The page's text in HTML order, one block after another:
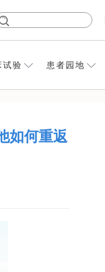
试验 患者园地
如何重返